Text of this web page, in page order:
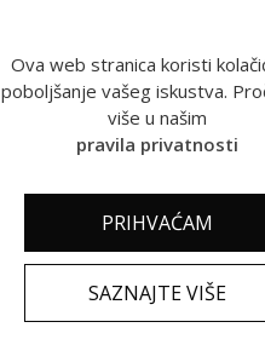
arancini
Ova web stranica koristi
poboljšanje vašeg iskustva.
više u našim
pravila privatnosti
PRIHVAĆAM
SAZNAJTE VIŠE